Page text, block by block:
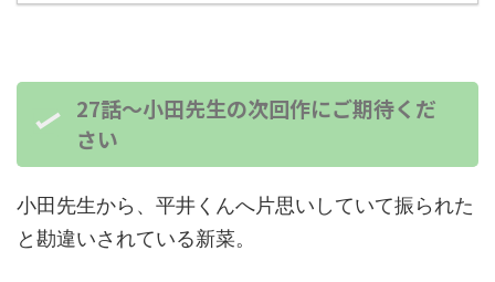
27話～小田先生の次回作にご期待くだ
さい
小田先生から、平井くんへ片思いしていて振られた
と勘違いされている新菜。